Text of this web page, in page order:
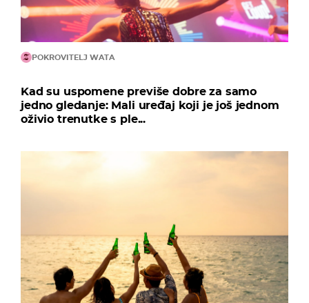
POKROVITELJ WATA
Kad su uspomene previše dobre za samo
jedno gledanje: Mali uređaj koji je još jednom
oživio trenutke s ple...